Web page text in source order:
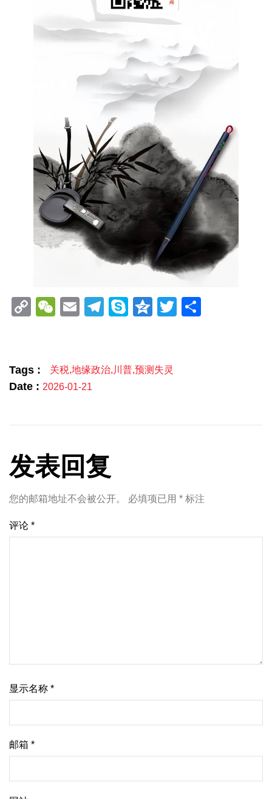
CopyWeChat
EmailTelegram
SkypeQzoneTwitter
Tags : 关税,地缘政治, 川普,预测失灵
Date : 2026-01-21
发表回复
您的邮箱地址不会被公开。 必填项已用 * 标注
评论 *
显示名称 *
邮箱 *